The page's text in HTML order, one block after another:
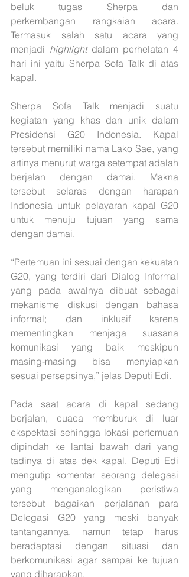
beluk tugas Sherpa dan
perkembangan rangkaian acara.
Termasuk salah satu acara yang
menjadi highlight dalam perhelatan 4
hari ini yaitu Sherpa Sofa Talk di atas
kapal.
Sherpa Sofa Talk menjadi suatu
kegiatan yang khas dan unik dalam
Presidensi G20 Indonesia. Kapal
tersebut memiliki nama Lako Sae, yang
artinya menurut warga setempat adalah
berjalan dengan damai. Makna
tersebut selaras dengan harapan
Indonesia untuk pelayaran kapal G20
untuk menuju tujuan yang sama
dengan damai.
“Pertemuan ini sesuai dengan kekuatan
G20, yang terdiri dari Dialog Informal
yang pada awalnya dibuat sebagai
mekanisme diskusi dengan bahasa
informal; dan inklusif karena
mementingkan menjaga suasana
komunikasi yang baik meskipun
masing-masing bisa menyiapkan
sesuai persepsinya,” jelas Deputi Edi.
Pada saat acara di kapal sedang
berjalan, cuaca memburuk di luar
ekspektasi sehingga lokasi pertemuan
dipindah ke lantai bawah dari yang
tadinya di atas dek kapal. Deputi Edi
mengutip komentar seorang delegasi
yang menganalogikan peristiwa
tersebut bagaikan perjalanan para
Delegasi G20 yang meski banyak
tantangannya, namun tetap harus
beradaptasi dengan situasi dan
berkomunikasi agar sampai ke tujuan
yang diharapkan.